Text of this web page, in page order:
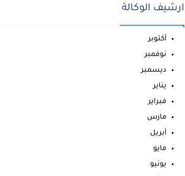
ارشيف الوكالة
أكتوبر
نوفمبر
ديسمبر
يناير
فبراير
مارس
أبريل
مايو
يونيو